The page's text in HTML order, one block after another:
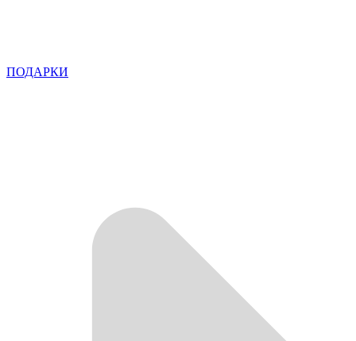
ПОДАРКИ